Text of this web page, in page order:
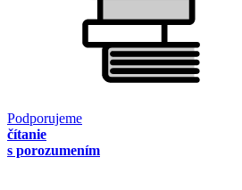
Podporujeme
čítanie
s porozumením